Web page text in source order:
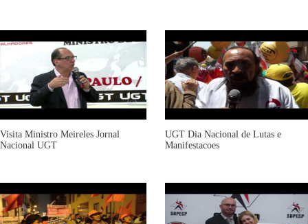
Visita Ministro Meireles Jornal
Nacional UGT
UGT Dia Nacional de Lutas e
Manifestacoes